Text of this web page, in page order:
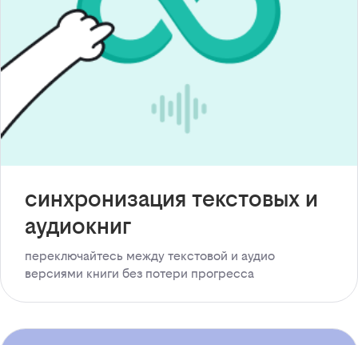
синхронизация текстовых и
аудиокниг
переключайтесь между текстовой и аудио
версиями книги без потери прогресса